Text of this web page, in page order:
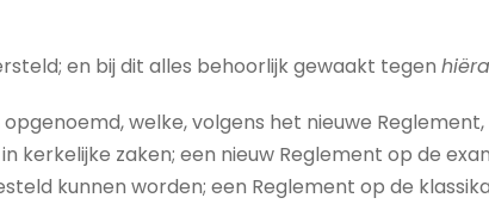
en bij dit alles behoorlijk gewaakt tegen
welke, volgens het nieuwe
zaken; een nieuw Reglement op de
kunnen worden; een Reglement op de